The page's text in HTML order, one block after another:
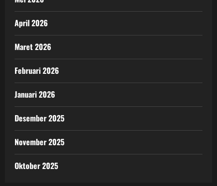
April 2026
Maret 2026
Februari 2026
Januari 2026
Desember 2025
November 2025
Oktober 2025